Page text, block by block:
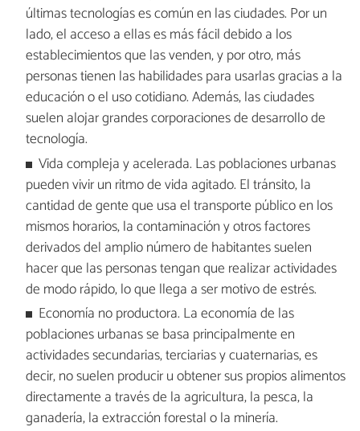
últimas tecnologías es común en las ciudades. Por un
lado, el acceso a ellas es más fácil debido a los
establecimientos que las venden, y por otro, más
personas tienen las habilidades para usarlas gracias a la
educación o el uso cotidiano. Además, las ciudades
suelen alojar grandes corporaciones de desarrollo de
tecnología.
Vida compleja y acelerada. Las poblaciones urbanas
pueden vivir un ritmo de vida agitado. El tránsito, la
cantidad de gente que usa el transporte público en los
mismos horarios, la contaminación y otros factores
derivados del amplio número de habitantes suelen
hacer que las personas tengan que realizar actividades
de modo rápido, lo que llega a ser motivo de estrés.
Economía no productora. La economía de las
poblaciones urbanas se basa principalmente en
actividades secundarias, terciarias y cuaternarias, es
decir, no suelen producir u obtener sus propios alimentos
directamente a través de la agricultura, la pesca, la
ganadería, la extracción forestal o la minería.